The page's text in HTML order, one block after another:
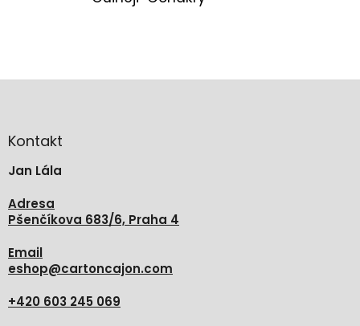
aKontakt
Jan Lála
Adresa
Pšenčíkova 683/6, Praha 4
Email
eshop@cartoncajon.com
+420 603 245 069